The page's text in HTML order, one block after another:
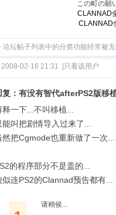
この町の
CLANNAD
CLANNAD
论坛帖子列表中的分类功能经常被
2008-02-16 21:31 只看该用户
复：有没有智代afterPS2版移
释一下...不叫移植...
能叫把剧情导入过来了...
然把Cgmode也重新做了一次...
的程序部分不是盖的...
似连PS2的Clannad预告都有...
请稍侯...